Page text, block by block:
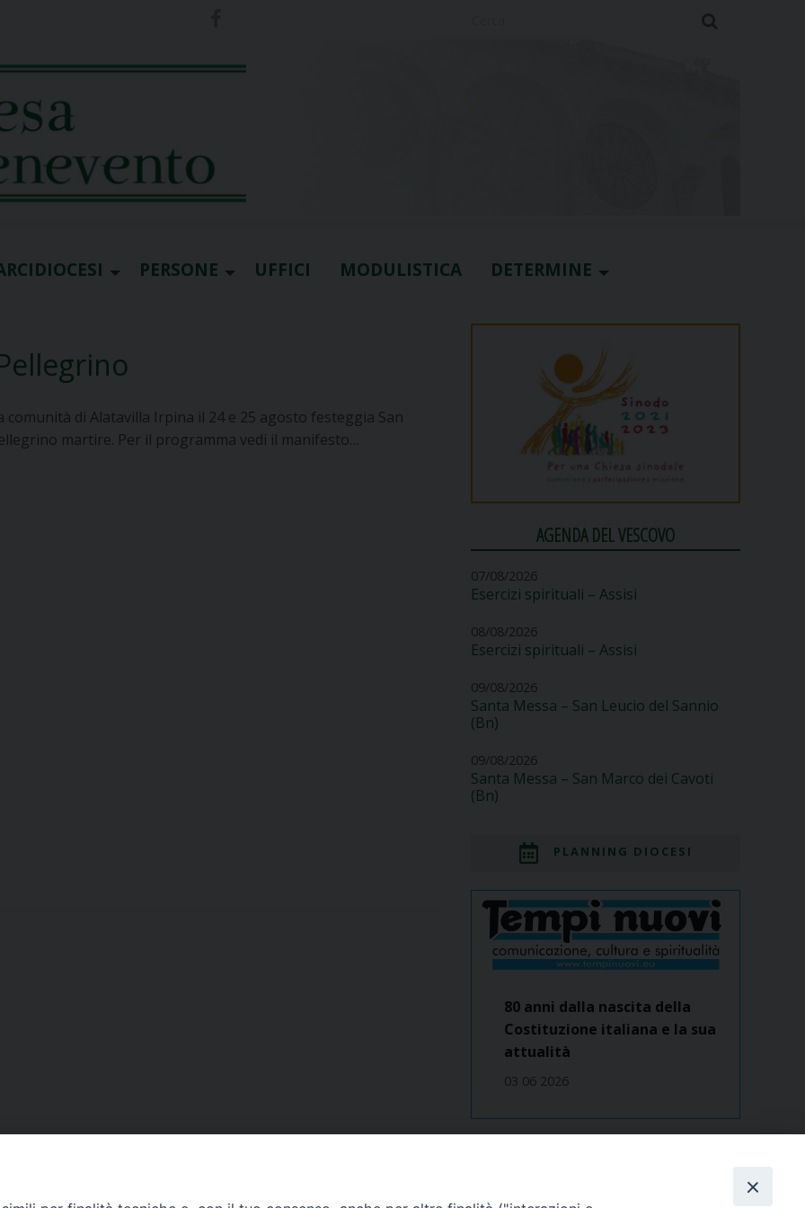
PERSONE UFFICI MODULISTICA DETERMINE
comunità di Alatavilla Irpina il 24 e 25 agosto festeggia San
martire. Per il programma vedi il manifesto…
AGENDA DEL VESCOVO
07/08/2026
Esercizi spirituali – Assisi
08/08/2026
Esercizi spirituali – Assisi
09/08/2026
Santa Messa – San Leucio del Sannio
(Bn)
09/08/2026
Santa Messa – San Marco dei Cavoti
(Bn)
PLANNING DIOCESI
80 anni dalla nascita della
Costituzione italiana e la sua
attualità
03 06 2026